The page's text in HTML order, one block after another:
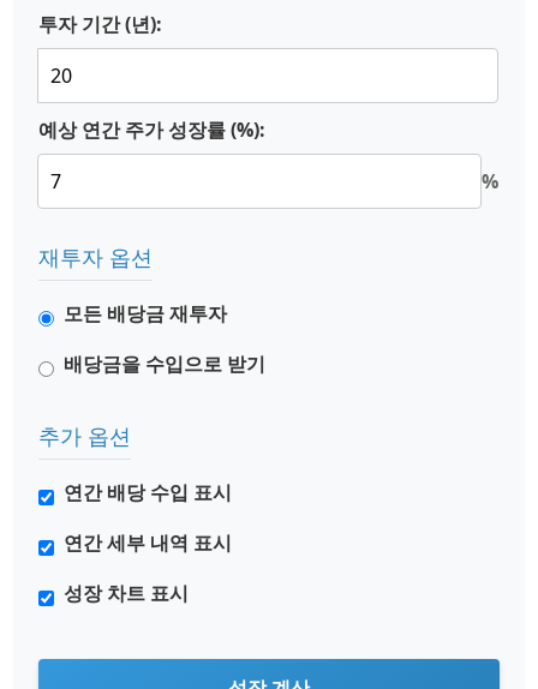
투자 기간 (년):
예상 연간 주가 성장률 (%):
%
재투자 옵션
모든 배당금 재투자
배당금을 수입으로 받기
추가 옵션
연간 배당 수입 표시
연간 세부 내역 표시
성장 차트 표시